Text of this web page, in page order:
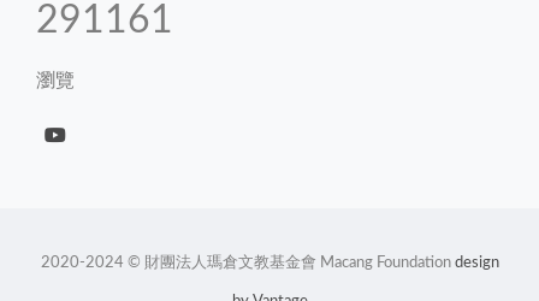
329368
瀏覽
2020-2024 © 財團法人瑪倉文教基金會 Macang Foundation design